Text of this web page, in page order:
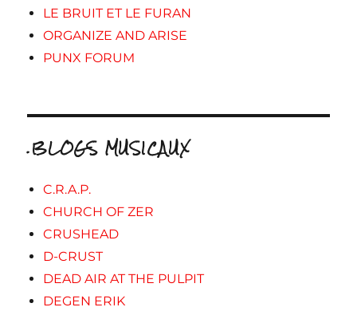
LE BRUIT ET LE FURAN
ORGANIZE AND ARISE
PUNX FORUM
.BLOGS MUSICAUX
C.R.A.P.
CHURCH OF ZER
CRUSHEAD
D-CRUST
DEAD AIR AT THE PULPIT
DEGEN ERIK